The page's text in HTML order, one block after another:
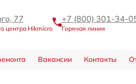
77
центра Hikmicro
+7 (800) 301-34-
Горячая линия
Вакансии Контакты